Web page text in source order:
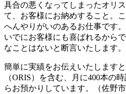
具合の悪くなってしまったオリ
て、お客様にお納めすること。
へんやりがいのあるお仕事です
いでにお客様にも喜ばれるから
なことはないと断言いたします。
簡単に実績をお伝えいたします
（ORIS）を含む、月に400本の
らお預かりしています。（佐野